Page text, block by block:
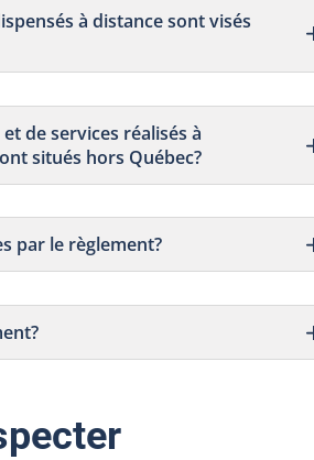
à distance sont visés
de services réalisés à
situés hors Québec?
par le règlement?